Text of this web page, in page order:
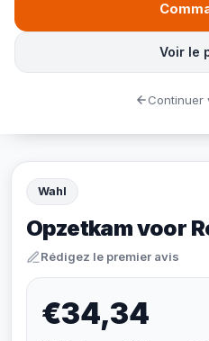
Wahl
Opzetkam voor
Rédigez le premier avis
€34,34
Voir le
Continuer